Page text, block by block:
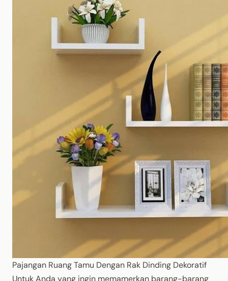
Pajangan Ruang Tamu Dengan Rak Dinding Dekoratif
Untuk Anda yang ingin memamerkan barang-barang